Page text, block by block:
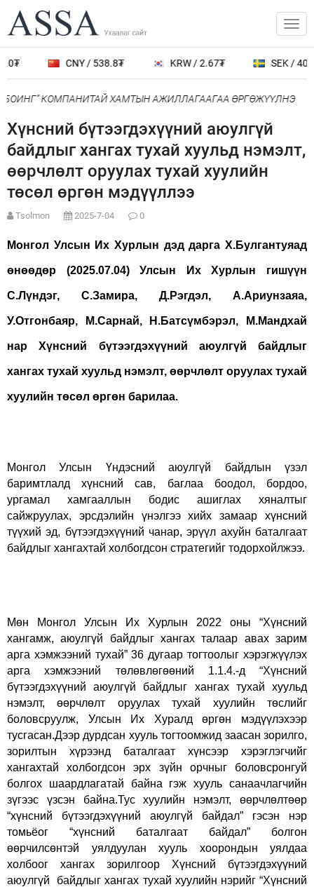
CNY / 538.8₮ KRW / 2.67₮ SEK /
КОМПАНИТАЙ ХАМТЫН АЖИЛЛАГААГАА ӨРГӨЖҮҮЛНЭ
Хүнсний бүтээгдэхүүний аюулгүй
байдлыг хангах тухай хуульд нэмэлт,
өөрчлөлт оруулах тухай хуулийн
төсөл өргөн мэдүүллээ
Tsolmon 2025-7-04 0
Монгол Улсын Их Хурлын дэд дарга Х.Булгантуяад
өнөөдөр (2025.07.04) Улсын Их Хурлын гишүүн
С.Лүндэг, С.Замира, Д.Рэгдэл, А.Ариунзаяа,
У.Отгонбаяр, М.Сарнай, Н.Батсүмбэрэл, М.Мандхай
нар Хүнсний бүтээгдэхүүний аюулгүй байдлыг
хангах тухай хуульд нэмэлт, өөрчлөлт оруулах тухай
хуулийн төсөл өргөн барилаа.
Монгол Улсын Үндэсний аюулгүй байдлын үзэл
баримтлалд хүнсний сав, баглаа боодол, бордоо,
ургамал хамгааллын бодис ашиглах хяналтыг
сайжруулах, эрсдэлийн үнэлгээ хийх замаар хүнсний
түүхий эд, бүтээгдэхүүний чанар, эрүүл ахуйн баталгаат
байдлыг хангахтай холбогдсон стратегийг тодорхойлжээ.
Мөн Монгол Улсын Их Хурлын 2022 оны “Хүнсний
хангамж, аюулгүй байдлыг хангах талаар авах зарим
арга хэмжээний тухай” 36 дугаар тогтоолыг хэрэгжүүлэх
арга хэмжээний төлөвлөгөөний 1.1.4.-д “Хүнсний
бүтээгдэхүүний аюулгүй байдлыг хангах тухай хуульд
нэмэлт, өөрчлөлт оруулах тухай хуулийн төслийг
боловсруулж, Улсын Их Хуралд өргөн мэдүүлэхээр
тусгасан.Дээр дурдсан хууль тогтоомжид заасан зорилго,
зорилтын хүрээнд баталгаат хүнсээр хэрэглэгчийг
хангахтай холбогдсон эрх зүйн орчныг боловсронгуй
болгох шаардлагатай байна гэж хууль санаачлагчийн
зүгээс үзсэн байна.Тус хуулийн нэмэлт, өөрчлөлтөөр
“хүнсний бүтээгдэхүүний аюулгүй байдал” гэсэн нэр
томьёог “хүнсний баталгаат байдал” болгон
өөрчилсөнтэй уялдуулан хууль хоорондын уялдаа
холбоог хангах зорилгоор Хүнсний бүтээгдэхүүний
аюулгүй байдлыг хангах тухай хуулийн нэрийг “Хүнсний